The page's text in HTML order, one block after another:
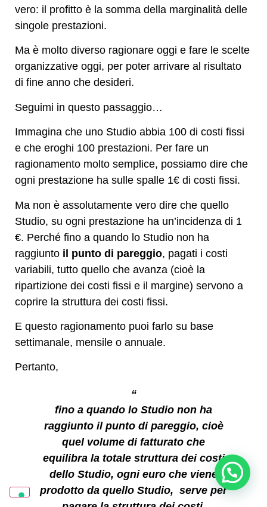
vero: il profitto è la somma della marginalità delle
singole prestazioni.
Ma è molto diverso ragionare oggi e fare le scelte
organizzative oggi, per poter arrivare al risultato
di fine anno che desideri.
Seguimi in questo passaggio…
Immagina che uno Studio abbia 100 di costi fissi
e che eroghi 100 prestazioni. Per fare un
ragionamento molto semplice, possiamo dire che
ogni prestazione ha sulle spalle 1€ di costi fissi.
Ma non è assolutamente vero dire che quello
Studio, su ogni prestazione ha un’incidenza di 1
€. Perché fino a quando lo Studio non ha
raggiunto il punto di pareggio, pagati i costi
variabili, tutto quello che avanza (cioè la
ripartizione dei costi fissi e il margine) servono a
coprire la struttura dei costi fissi.
E questo ragionamento puoi farlo su base
settimanale, mensile o annuale.
Pertanto,
“
fino a quando lo Studio non ha
raggiunto il punto di pareggio, cioè
quel volume di fatturato che
equilibra la totale struttura dei costi
dello Studio, ogni euro che viene
prodotto da quello Studio, serve per
Posso aiutarti? Sono Sara